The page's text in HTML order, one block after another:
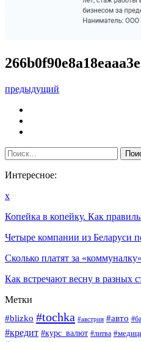
предыдущий
Интересное:
x
Копейка в копейку. Как
Четыре компании из Беларуси
Сколько платят за
Как встречают весну в разных
Метки
#blizko #tochka #австрия #авто
#кредит #курс_валют #литва